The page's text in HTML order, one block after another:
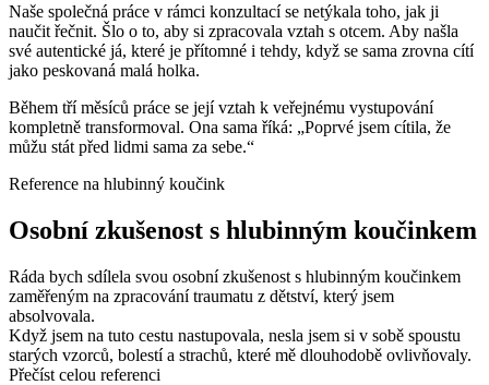
Naše společná práce v rámci konzultací se netýkala toho, jak ji
naučit řečnit. Šlo o to, aby si zpracovala vztah s otcem. Aby našla
své autentické já, které je přítomné i tehdy, když se sama zrovna cítí
jako peskovaná malá holka.
Během tří měsíců práce se její vztah k veřejnému vystupování
kompletně transformoval. Ona sama říká: „Poprvé jsem cítila, že
můžu stát před lidmi sama za sebe.“
Reference na hlubinný koučink
Osobní zkušenost s hlubinným koučinkem
Ráda bych sdílela svou osobní zkušenost s hlubinným koučinkem
zaměřeným na zpracování traumatu z dětství, který jsem
absolvovala.
Když jsem na tuto cestu nastupovala, nesla jsem si v sobě spoustu
starých vzorců, bolestí a strachů, které mě dlouhodobě ovlivňovaly.
Přečíst celou referenci